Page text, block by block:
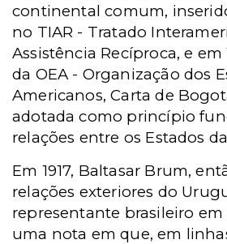
continental comum,
no TIAR - Tratado
Assistência Recíproca, e em
da OEA - Organização dos
Americanos, Carta de
adotada como princípio
relações entre os Estados
Em 1917, Baltasar Brum,
relações exteriores do
representante brasileiro
uma nota em que, em